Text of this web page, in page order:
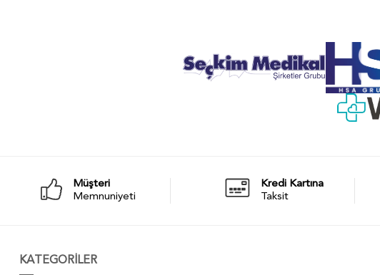
Müşteri
Memnuniyeti
Kredi Kartına
Taksit
KATEGORİLER